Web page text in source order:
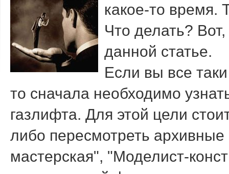
какое-то время.
Что делать?
данной статье.
Если вы все
то сначала необходимо
газлифта. Для этой цели
либо пересмотреть
мастерская", "Моделист-